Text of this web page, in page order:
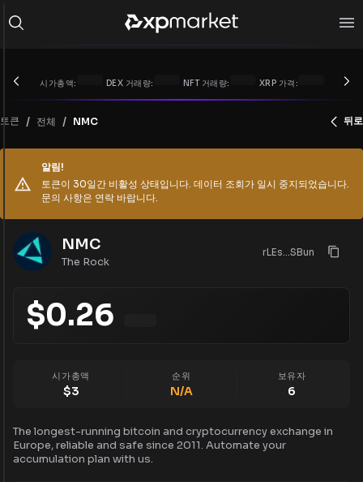
시가총액: DEX 거래량: NFT 거래량: XRP 가격:
토큰 / 전체 / NMC 뒤로
알림!
토큰이 30일간 비활성 상태입니다. 데이터 조회가 일시 중지되었습니다.
문의 사항은 연락 바랍니다.
NMC
The Rock
rLEs...SBun
$0.26
시가총액
$3
순위
N/A
보유자
6
The longest-running bitcoin and cryptocurrency exchange in
Europe, reliable and safe since 2011. Automate your
accumulation plan with us.